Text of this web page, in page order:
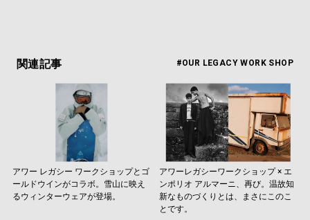
関連記事 #OUR LEGACY WORK SHOP
アワー レガシー ワークショップとゴ
ールドウインがコラボ。雪山に映え
るウィンターウェアが登場。
アワーレガシーワークショップ × エ
ンポリオ アルマーニ、再び。温故知
新なものづくりとは、まさにこのこ
とです。